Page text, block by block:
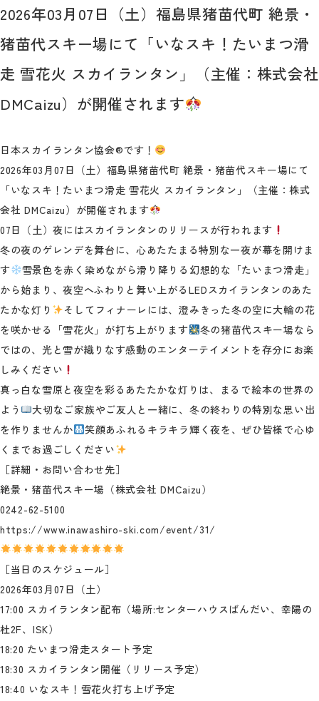
2026年03月07日（土）福島県猪苗代町 絶景・
猪苗代スキー場にて「いなスキ！たいまつ滑
走 雪花火 スカイランタン」（主催：株式会社
DMCaizu）が開催されます
日本スカイランタン協会®です！
2026年03月07日（土）福島県猪苗代町 絶景・猪苗代スキー場にて
「いなスキ！たいまつ滑走 雪花火 スカイランタン」（主催：株式
会社 DMCaizu）が開催されます
07日（土）夜にはスカイランタンのリリースが行われます
冬の夜のゲレンデを舞台に、心あたたまる特別な一夜が幕を開けま
す
雪景色を赤く染めながら滑り降りる幻想的な「たいまつ滑走」
から始まり、夜空へふわりと舞い上がるLEDスカイランタンのあた
たかな灯り
そしてフィナーレには、澄みきった冬の空に大輪の花
を咲かせる「雪花火」が打ち上がります
冬の猪苗代スキー場なら
ではの、光と雪が織りなす感動のエンターテイメントを存分にお楽
しみください
真っ白な雪原と夜空を彩るあたたかな灯りは、まるで絵本の世界の
よう
大切なご家族やご友人と一緒に、冬の終わりの特別な思い出
を作りませんか
笑顔あふれるキラキラ輝く夜を、ぜひ皆様で心ゆ
くまでお過ごしください
［詳細・お問い合わせ先］
絶景・猪苗代スキー場（株式会社 DMCaizu）
0242-62-5100
https://www.inawashiro-ski.com/event/31/
［当日のスケジュール］
2026年03月07日（土）
17:00 スカイランタン配布（場所:センターハウスばんだい、幸陽の
杜2F、ISK）
18:20 たいまつ滑走スタート予定
18:30 スカイランタン開催（リリース予定）
18:40 いなスキ！雪花火打ち上げ予定